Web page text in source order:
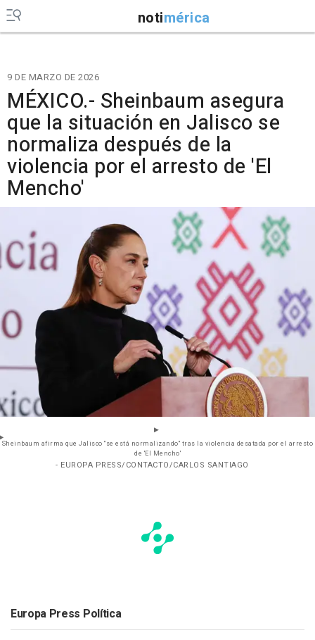
notimérica
9 DE MARZO DE 2026
MÉXICO.- Sheinbaum asegura
que la situación en Jalisco se
normaliza después de la
violencia por el arresto de 'El
Mencho'
Sheinbaum afirma que Jalisco "se está normalizando" tras la violencia desatada por el arresto
de 'El Mencho'
- EUROPA PRESS/CONTACTO/CARLOS SANTIAGO
Europa Press Política